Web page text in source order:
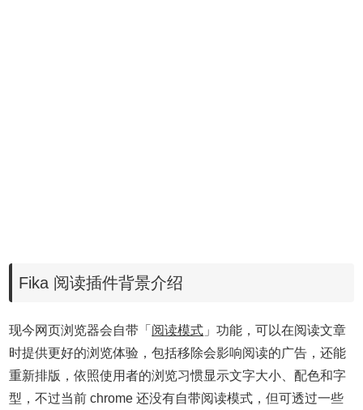
Fika 阅读插件背景介绍
现今网页浏览器会自带「 阅读模式 」功能，可以在阅读文章
时提供更好的浏览体验，包括移除会影响阅读的广告，还能
重新排版，依照使用者的浏览习惯显示文字大小、配色和字
型，不过当前 chrome 还没有自带阅读模式，但可透过一些